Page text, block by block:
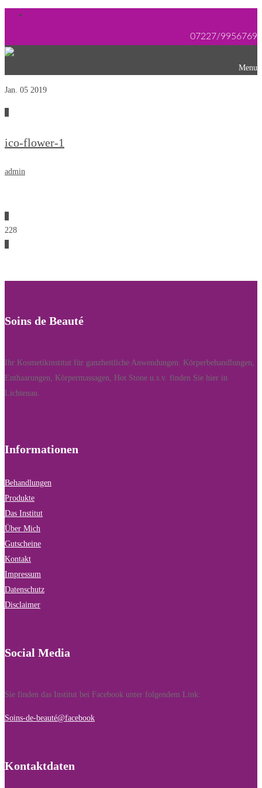
07227/9956769
Menu
Jan. 05 2019
ico-flower-1
admin
228
Soins de Beauté
Ihr Kosmetikinstitut für ganzheitliche Anwendungen. Körperbehandlungen,
Enthaarungen, Körpermassagen, Hot Stone u.s.v. finden Sie hier in
Lichtenau.
Informationen
Behandlungen
Produkte
Das Institut
Über Mich
Gutscheine
Kontakt
Impressum
Datenschutz
Disclaimer
Social Media
Sie finden das Institut bei Facebook unter folgendem Link:
Soins-de-beauté@facebook
Kontaktdaten